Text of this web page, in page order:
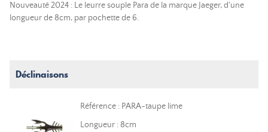
Nouveauté 2024 : Le leurre souple Para de la marque Jaeger, d'une
longueur de 8cm, par pochette de 6.
Déclinaisons
Référence : PARA-taupe lime
Longueur : 8cm